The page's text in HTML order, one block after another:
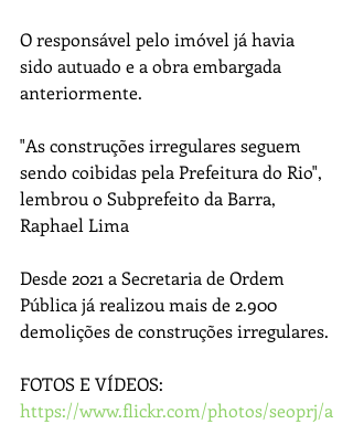
O responsável pelo imóvel já havia
sido autuado e a obra embargada
anteriormente.
"As construções irregulares seguem
sendo coibidas pela Prefeitura do Rio",
lembrou o Subprefeito da Barra,
Raphael Lima
Desde 2021 a Secretaria de Ordem
Pública já realizou mais de 2.900
demolições de construções irregulares.
FOTOS E VÍDEOS:
https://www.flickr.com/photos/seoprj/a